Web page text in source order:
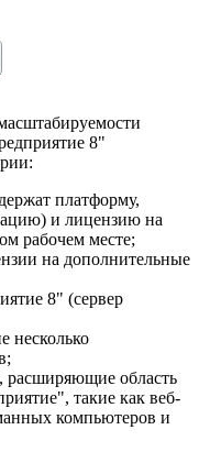
8"
платформу,
и лицензию на
рабочем месте;
на дополнительные
8" (сервер
несколько
расширяющие область
такие как веб-
компьютеров и